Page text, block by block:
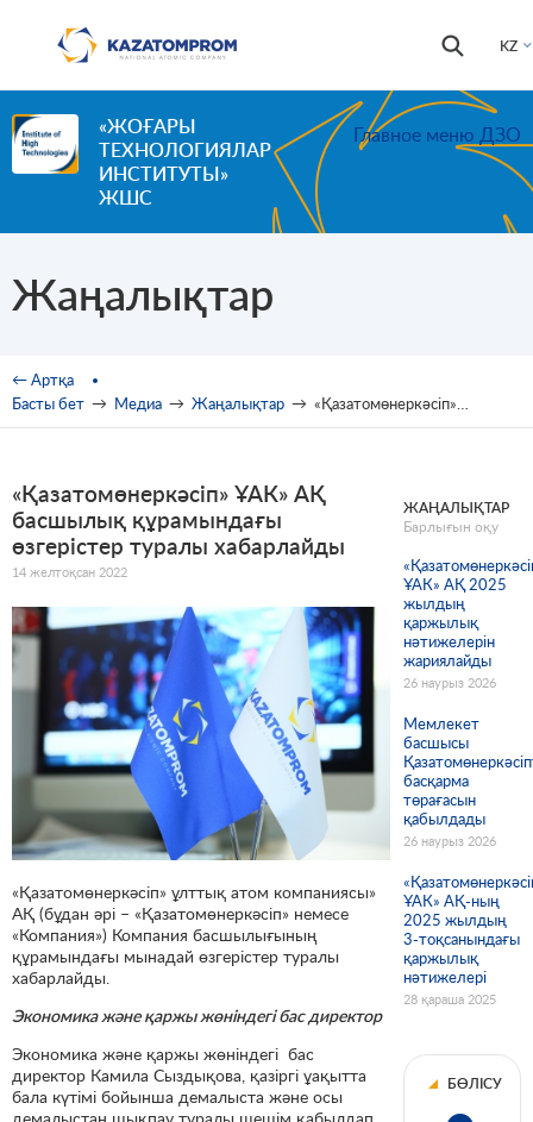
KZ
Іздестіру
«ЖОҒАРЫ
ТЕХНОЛОГИЯЛАР
ИНСТИТУТЫ»
ЖШС
Главное меню ДЗО
Жаңалықтар
You are here
← Артқа
Басты бет → Медиа → Жаңалықтар → «Қазатомөнеркәсіп» ҰАК» АҚ басшылық құрамындағы өзгерістер туралы хабарлайды
«Қазатомөнеркәсіп» ҰАК» АҚ
басшылық құрамындағы
өзгерістер туралы хабарлайды
14 желтоқсан 2022
«Қазатомөнеркәсіп» ұлттық атом компаниясы»
АҚ (бұдан әрі – «Қазатомөнеркәсіп» немесе
«Компания») Компания басшылығының
құрамындағы мынадай өзгерістер туралы
хабарлайды.
Экономика және қаржы жөніндегі бас директор
Экономика және қаржы жөніндегі бас
директор Камила Сыздықова, қазіргі ұақытта
бала күтімі бойынша демалыста және осы
демалыстан шықпау туралы шешім қабылдап,
ЖАҢАЛЫҚТАР
Барлығын оқу
ҰАК» АҚ 2025
жылдың
қаржылық
нәтижелерін
жариялайды
26 наурыз 2026
Мемлекет
басшысы
басқарма
төрағасын
қабылдады
26 наурыз 2026
ҰАК» АҚ-ның
2025 жылдың
3-тоқсанындағы
қаржылық
нәтижелері
28 қараша 2025
БӨЛІСУ